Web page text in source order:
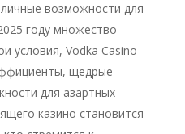
возможности для
году множество
условия, Vodka Casino
щедрые
для азартных
казино становится